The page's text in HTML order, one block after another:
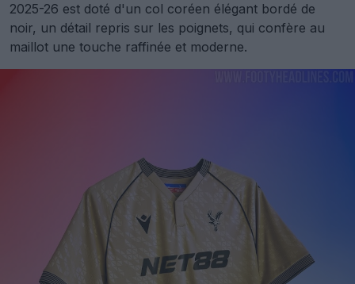
2025-26 est doté d'un col coréen élégant bordé de
noir, un détail repris sur les poignets, qui confère au
maillot une touche raffinée et moderne.